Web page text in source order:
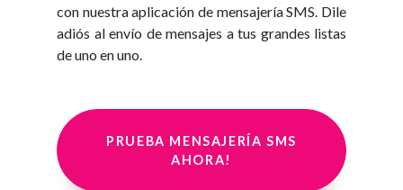
con nuestra aplicación de mensajería SMS. Dile
adiós al envío de mensajes a tus grandes listas
de uno en uno.
PRUEBA MENSAJERÍA SMS
AHORA!